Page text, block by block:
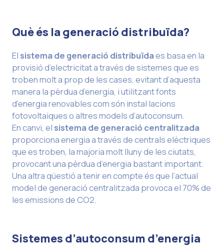
Què és la generació distribuïda?
El sistema de generació distribuïdaes basa en la
provisió d’electricitat a través de sistemes que es
troben molt a prop de les cases, evitant d’aquesta
manera la pèrdua d’energia, i utilitzant fonts
d’energia renovables com són instal·lacions
fotovoltaiques o altres models d’autoconsum.
En canvi, el sistema de generació centralitzada
proporciona energia a través de centrals elèctriques
que es troben, la majoria molt lluny de les ciutats,
provocant una pèrdua d’energia bastant important.
Una altra qüestió a tenir en compte és que l’actual
model de generació centralitzada provoca el 70% de
les emissions de CO2.
Sistemes d’autoconsum d’energia